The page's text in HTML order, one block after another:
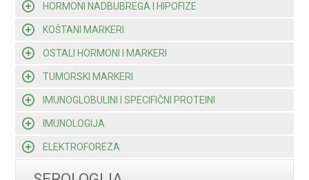
HORMONI NADBUBREGA I HIPOFIZE
KOŠTANI MARKERI
OSTALI HORMONI I MARKERI
TUMORSKI MARKERI
IMUNOGLOBULINI I SPECIFIČNI PROTEINI
IMUNOLOGIJA
ELEKTROFOREZA